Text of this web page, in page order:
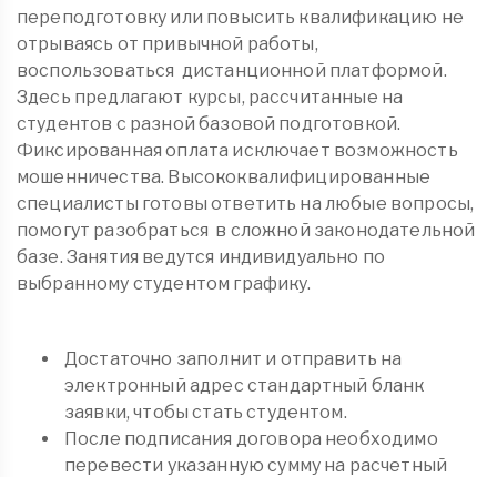
переподготовку или повысить квалификацию не
отрываясь от привычной работы,
воспользоваться дистанционной платформой.
Здесь предлагают курсы, рассчитанные на
студентов с разной базовой подготовкой.
Фиксированная оплата исключает возможность
мошенничества. Высококвалифицированные
специалисты готовы ответить на любые вопросы,
помогут разобраться в сложной законодательной
базе. Занятия ведутся индивидуально по
выбранному студентом графику.
Достаточно заполнит и отправить на
электронный адрес стандартный бланк
заявки, чтобы стать студентом.
После подписания договора необходимо
перевести указанную сумму на расчетный